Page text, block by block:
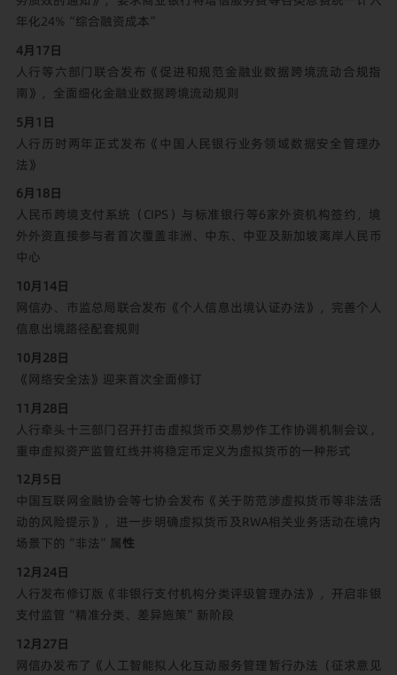
年化24%“综合融资成本”
4月17日
人行等六部门联合发布《促进和规范金融业数据跨境流动合规指
南》，全面细化金融业数据跨境流动规则
5月1日
人行历时两年正式发布《中国人民银行业务领域数据安全管理办
法》
6月18日
人民币跨境支付系统（CIPS）与标准银行等6家外资机构签约，境
外外资直接参与者首次覆盖非洲、中东、中亚及新加坡离岸人民币
中心
10月14日
网信办、市监总局联合发布《个人信息出境认证办法》，完善个人
信息出境路径配套规则
10月28日
《网络安全法》迎来首次全面修订
11月28日
人行牵头十三部门召开打击虚拟货币交易炒作工作协调机制会议，
重申虚拟资产监管红线并将稳定币定义为虚拟货币的一种形式
12月5日
中国互联网金融协会等七协会发布《关于防范涉虚拟货币等非法活
动的风险提示》，进一步明确虚拟货币及RWA相关业务活动在境内
场景下的“非法”属性
12月24日
人行发布修订版《非银行支付机构分类评级管理办法》，开启非银
支付监管“精准分类、差异施策”新阶段
12月27日
网信办发布了《人工智能拟人化互动服务管理暂行办法（征求意见